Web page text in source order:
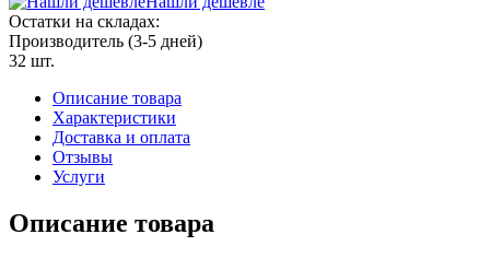
Остатки на складах:
Производитель (3-5 дней)
32 шт.
Описание товара
Характеристики
Доставка и оплата
Отзывы
Услуги
Описание товара